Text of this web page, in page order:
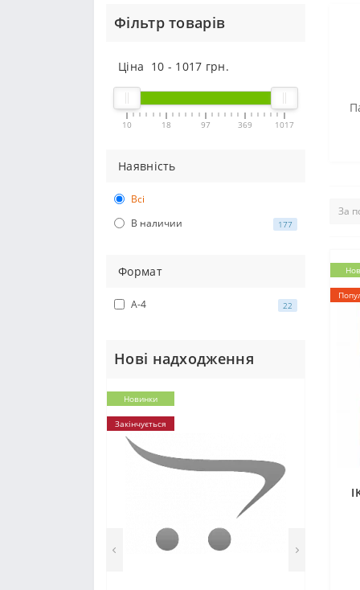
Фільтр товарів
Ціна 10 - 1017 грн.
10 18 97 369 1017
Наявність
Всі
В наличии
177
Формат
А-4 22
Нові надходження
Новинки
Закінчується